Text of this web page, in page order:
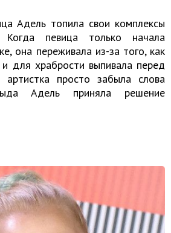
Адель топила свои комплексы
певица только начала
она переживала из-за того, как
для храбрости выпивала перед
просто забыла слова
Адель приняла решение